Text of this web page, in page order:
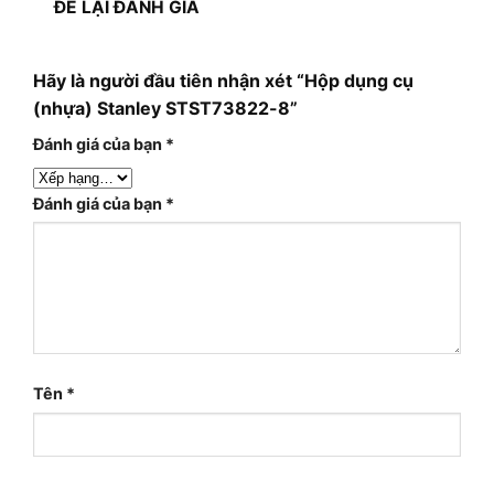
ĐỂ LẠI ĐÁNH GIÁ
Hãy là người đầu tiên nhận xét “Hộp dụng cụ
(nhựa) Stanley STST73822-8”
Đánh giá của bạn *
Đánh giá của bạn *
Tên *